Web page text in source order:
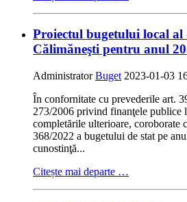
Proiectul bugetului local al
Călimăneşti pentru anul
AdministratorBuget 2023-01-03
În confornitate cu prevederile art.
273/2006 privind finanţele publice
completările ulterioare, coroborate
368/2022 a bugetului de stat pe
cunostinţă...
Citește mai departe …